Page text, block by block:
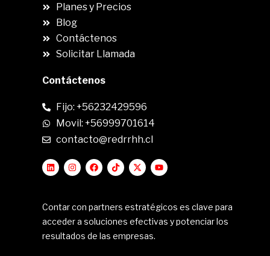
Planes y Precios
Blog
Contáctenos
Solicitar Llamada
Contáctenos
Fijo: +56232429596
Movil: +56999701614
contacto@redrrhh.cl
Contar con partners estratégicos es clave para
acceder a soluciones efectivas y potenciar los
resultados de las empresas.